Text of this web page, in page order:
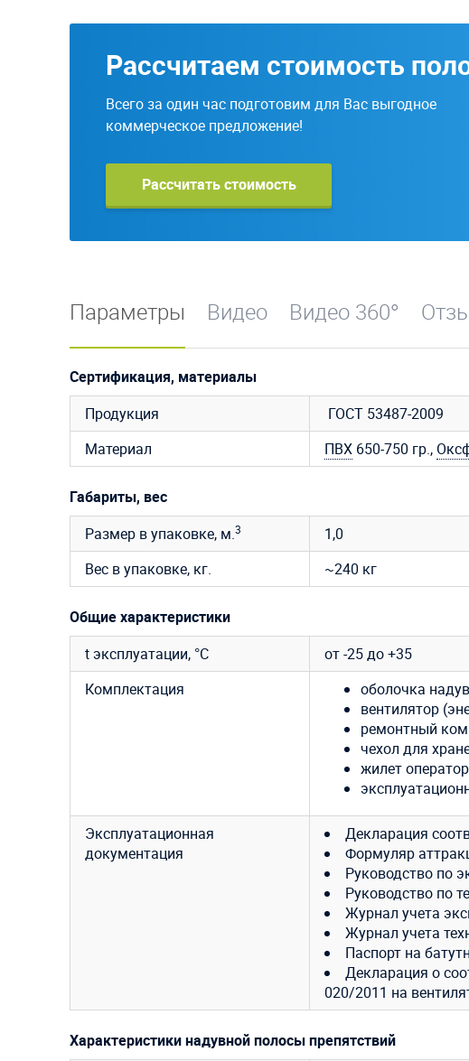
Рассчитаем стоимость
Всего за один час подготовим для Вас выгодное
коммерческое предложение!
Рассчитать стоимость
Параметры Видео Видео 360°
Сертификация, материалы
Продукция
ГОСТ 53487-2009
Материал
ПВХ 650-750 гр.,
Габариты, вес
Размер в упаковке, м.3
1,0
Вес в упаковке, кг.
~240 кг
Общие характеристики
t эксплуатации, °C
от -25 до +35
Комплектация
оболочка
вентилятор
ремонтный
чехол для
жилет
Эксплуатационная
документация
Декларация
Формуляр
Руководство по
Руководство по
Журнал учета
Журнал учета
Паспорт на
Декларация о
020/2011 на
Характеристики надувной полосы препятствий